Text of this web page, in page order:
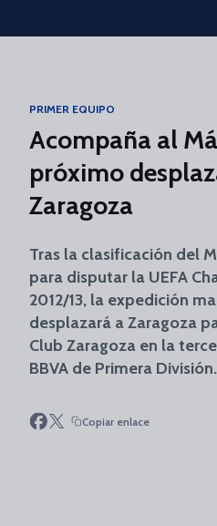
Skip to main content
PRIMER EQUIPO
Acompaña al
próximo
Zaragoza
Tras la clasificación del
para disputar la UEFA
2012/13, la expedición
desplazará a Zaragoza
Club Zaragoza en la
BBVA de Primera División.
Copiar enlace